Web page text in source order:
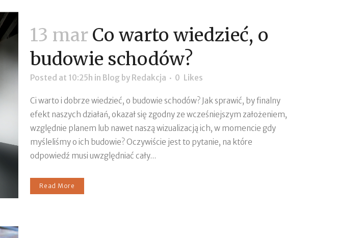
13 mar Co warto wiedzieć, o
budowie schodów?
Posted at 10:25h in Blog by Redakcja 0 Likes
Ci warto i dobrze wiedzieć, o budowie schodów? Jak sprawić, by finalny
efekt naszych działań, okazał się zgodny ze wcześniejszym założeniem,
względnie planem lub nawet naszą wizualizacją ich, w momencie gdy
myśleliśmy o ich budowie? Oczywiście jest to pytanie, na które
odpowiedź musi uwzględniać cały...
Read More